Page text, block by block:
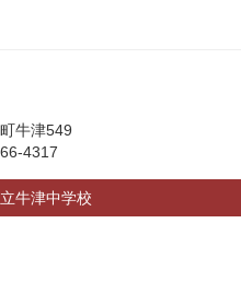
牛津549
4317
牛津中学校